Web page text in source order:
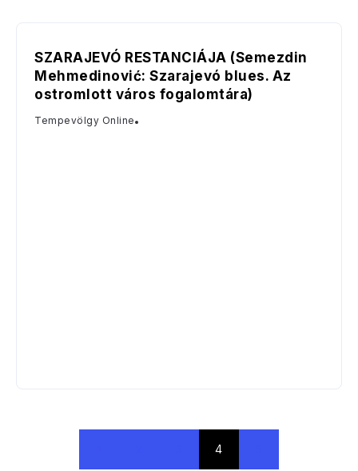
SZARAJEVÓ RESTANCIÁJA (Semezdin
Mehmedinović: Szarajevó blues. Az
ostromlott város fogalomtára)
Tempevölgy Online
4